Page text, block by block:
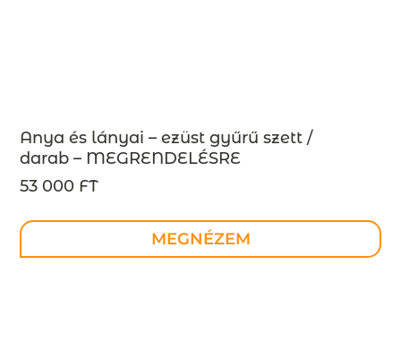
Anya és lányai – ezüst gyűrű szett /
darab – MEGRENDELÉSRE
53 000 FT
MEGNÉZEM